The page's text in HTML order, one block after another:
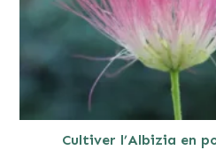
Cultiver l’Albizia en